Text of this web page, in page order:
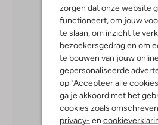
zorgen dat onze website
functioneert, om jouw
te slaan, om inzicht te
bezoekersgedrag en om
te bouwen van jouw
gepersonaliseerde
op "Accepteer alle
ga je akkoord met het
cookies zoals
privacy- en